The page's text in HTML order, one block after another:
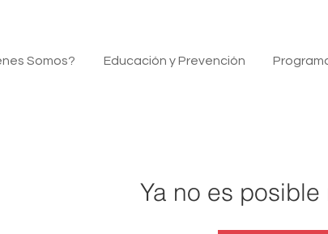
Somos? Educación y Prevención
Ya no es